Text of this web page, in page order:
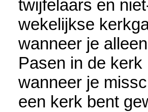
twijfelaars en
wekelijkse
wanneer je
Pasen in de
wanneer je
een kerk bent